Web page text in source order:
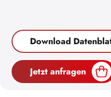
Download
Jetzt anfragen